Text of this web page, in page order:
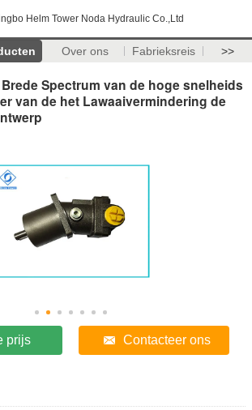
Helm Tower Noda Hydraulic Co.,Ltd
Over ons Fabrieksreis >>
Spectrum van de hoge snelheids
van de het Lawaaivermindering de
prijs Contacteer ons